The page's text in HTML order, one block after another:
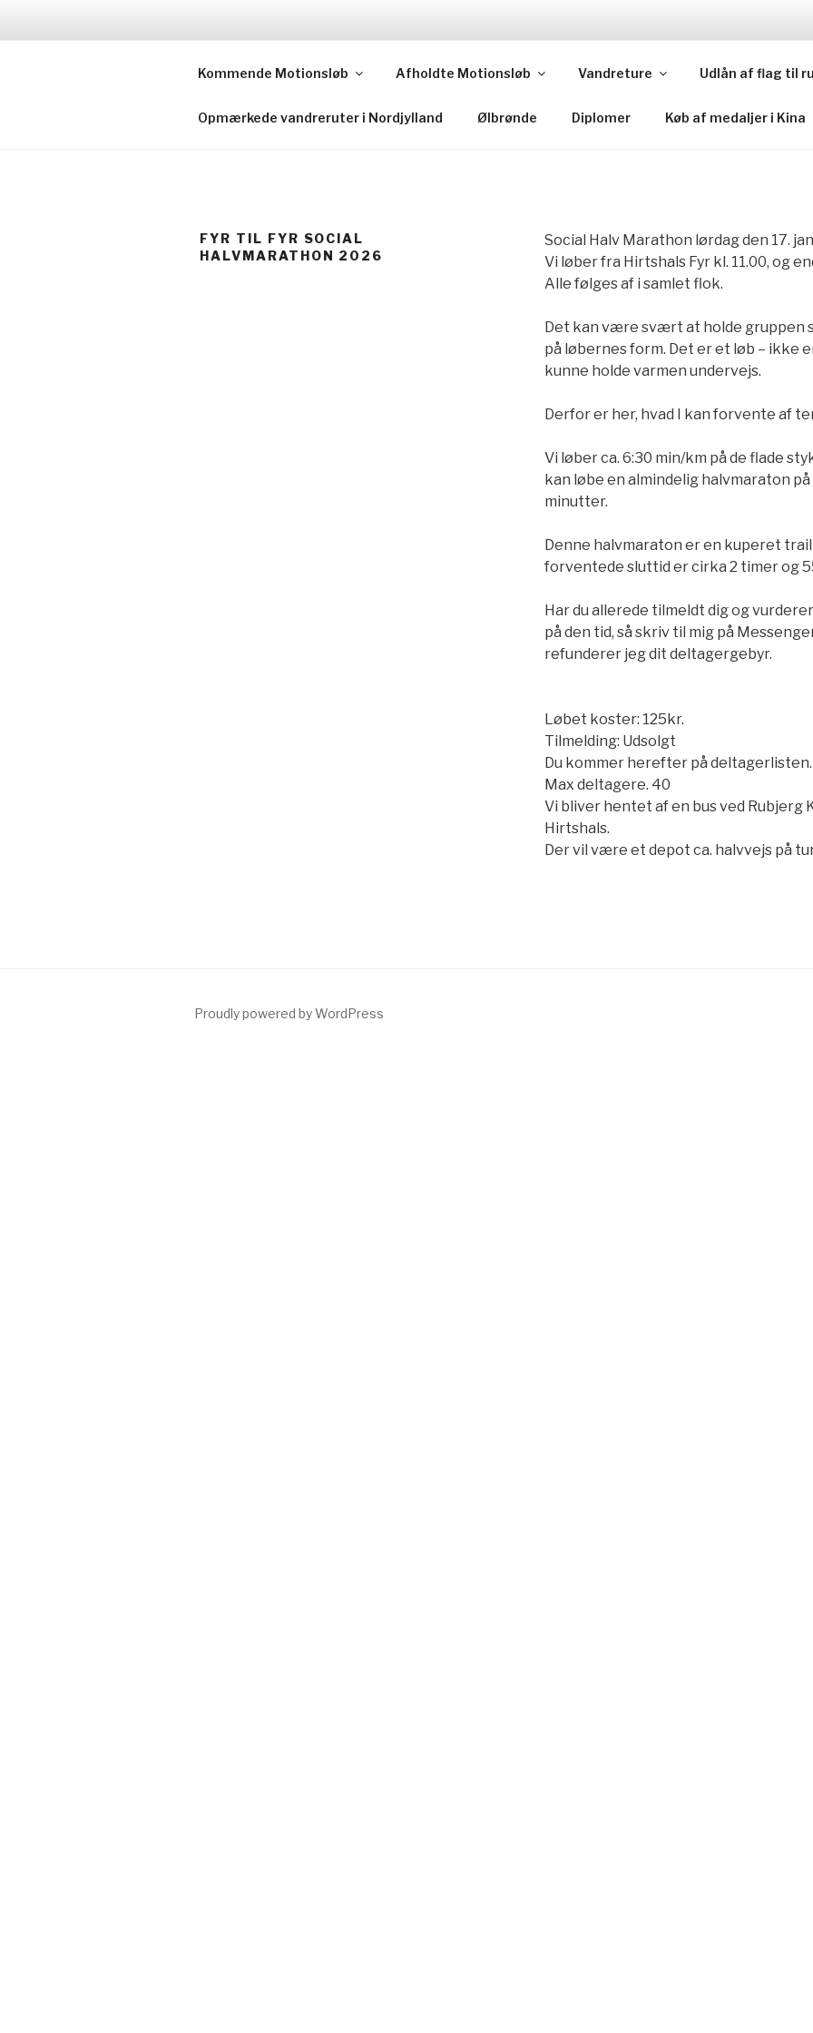
FIELD DAY
Kommende Motionsløb Afholdte Motionsløb Vandreture Udlån af flag til
Opmærkede vandreruter i Nordjylland Ølbrønde Diplomer Køb af medaljer i Kina
FYR TIL FYR SOCIAL
HALVMARATHON 2026
Social Halv Marathon lørdag den 17.
Vi løber fra Hirtshals Fyr kl. 11.00, og
Alle følges af i samlet flok.
Det kan være svært at holde gruppen
på løbernes form. Det er et løb – ikke
kunne holde varmen undervejs.
Derfor er her, hvad I kan forvente af
Vi løber ca. 6:30 min/km på de flade
kan løbe en almindelig halvmaraton
minutter.
Denne halvmaraton er en kuperet
forventede sluttid er cirka 2 timer og
Har du allerede tilmeldt dig og
på den tid, så skriv til mig på
refunderer jeg dit deltagergebyr.
Løbet koster: 125kr.
Tilmelding: Udsolgt
Du kommer herefter på deltagerlisten.
Max deltagere. 40
Vi bliver hentet af en bus ved Rubjerg
Hirtshals.
Der vil være et depot ca. halvvejs på
Proudly powered by WordPress